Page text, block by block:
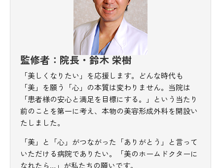
監修者：院長・鈴木 栄樹
「美しくなりたい」を応援します。どんな時代も
「美」を願う「心」の本質は変わりません。当院は
「患者様の安心と満足を目標にする。」という当たり
前のことを第一に考え、本物の美容形成外科を開設い
たしました。
「美」と「心」がつながった「ありがとう」と言って
いただける病院でありたい。「美のホームドクターに
なれたら…」が私たちの願いです。